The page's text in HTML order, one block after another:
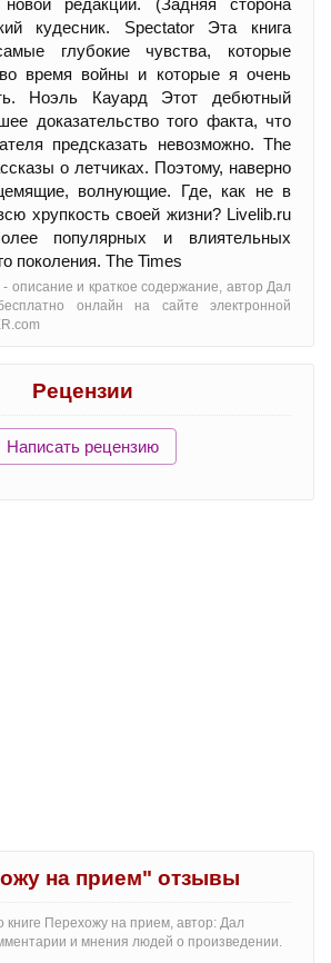
редакции. (Задняя сторона
кудесник. Spectator Эта книга
глубокие чувства, которые
время войны и которые я очень
Ноэль Кауард Этот дебютный
доказательство того факта, что
предсказать невозможно. The
о летчиках. Поэтому, наверно
волнующие. Где, как не в
хрупкость своей жизни? Livelib.ru
популярных и влиятельных
поколения. The Times
oписание и краткое содержание, автор Дал
онлайн на сайте электронной
Рецензии
Написать рецензию
на прием" отзывы
книге Перехожу на прием, автор: Дал
и мнения людей о произведении.